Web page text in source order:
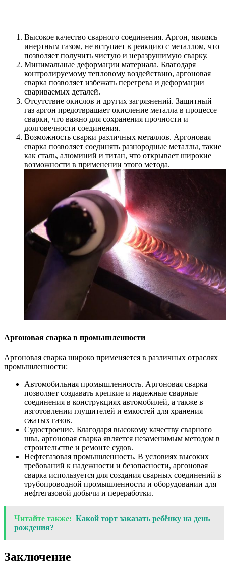
Высокое качество сварного соединения. Аргон, являясь
инертным газом, не вступает в реакцию с металлом, что
позволяет получить чистую и неразрушимую сварку.
Минимальные деформации материала. Благодаря
контролируемому тепловому воздействию, аргоновая
сварка позволяет избежать перегрева и деформации
свариваемых деталей.
Отсутствие окислов и других загрязнений. Защитный
газ аргон предотвращает окисление металла в процессе
сварки, что важно для сохранения прочности и
долговечности соединения.
Возможность сварки различных металлов. Аргоновая
сварка позволяет соединять разнородные металлы, такие
как сталь, алюминий и титан, что открывает широкие
возможности в применении этого метода.
Аргоновая сварка в промышленности
Аргоновая сварка широко применяется в различных отраслях
промышленности:
Автомобильная промышленность. Аргоновая сварка
позволяет создавать крепкие и надежные сварные
соединения в конструкциях автомобилей, а также в
изготовлении глушителей и емкостей для хранения
сжатых газов.
Судостроение. Благодаря высокому качеству сварного
шва, аргоновая сварка является незаменимым методом в
строительстве и ремонте судов.
Нефтегазовая промышленность. В условиях высоких
требований к надежности и безопасности, аргоновая
сварка используется для создания сварных соединений в
трубопроводной промышленности и оборудовании для
нефтегазовой добычи и переработки.
Читайте также: Какой торт заказать ребёнку на день
рождения?
Заключение